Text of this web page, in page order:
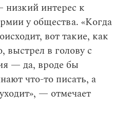
интерес к
у общества. «Когда
вот такие, как
выстрел в голову с
— да, вроде бы
что-то писать, а
— отмечает